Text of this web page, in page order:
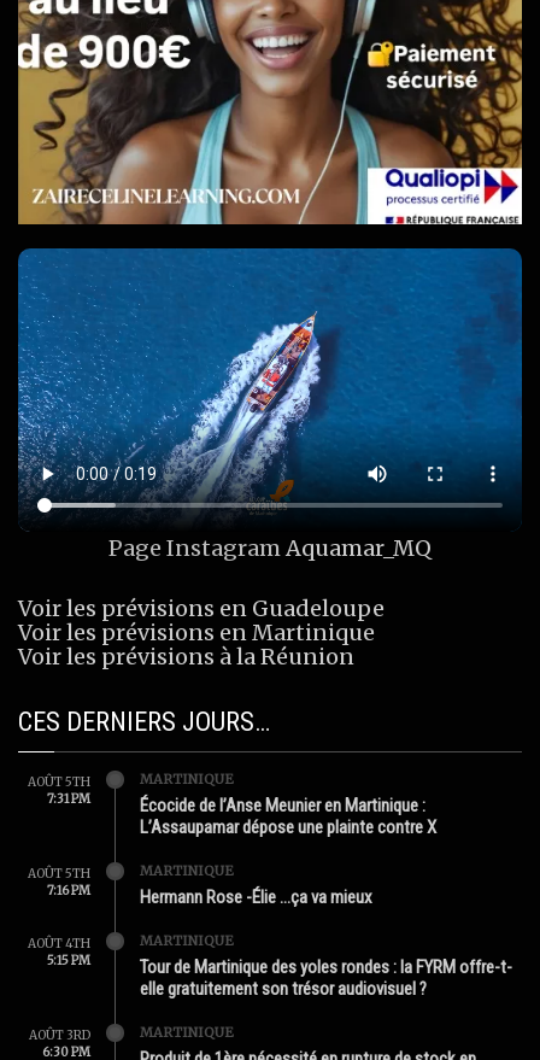
Page InstagramAquamar_MQ
Voir les prévisions en Guadeloupe
Voir les prévisions en Martinique
Voir les prévisions à la Réunion
CES DERNIERS JOURS…
AOÛT 5TH
7:31 PM
MARTINIQUE
Écocide de l’Anse Meunier en Martinique :
L’Assaupamar dépose une plainte contre X
AOÛT 5TH
7:16 PM
MARTINIQUE
Hermann Rose -Élie …ça va mieux
AOÛT 4TH
5:15 PM
MARTINIQUE
Tour de Martinique des yoles rondes : la FYRM offre-t-
elle gratuitement son trésor audiovisuel ?
AOÛT 3RD
6:30 PM
MARTINIQUE